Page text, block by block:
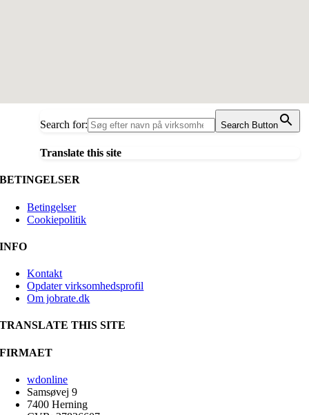
Search for: Search Button
Translate this site
BETINGELSER
Betingelser
Cookiepolitik
INFO
Kontakt
Opdater virksomhedsprofil
Om jobrate.dk
TRANSLATE THIS SITE
FIRMAET
wdonline
Samsøvej 9
7400 Herning